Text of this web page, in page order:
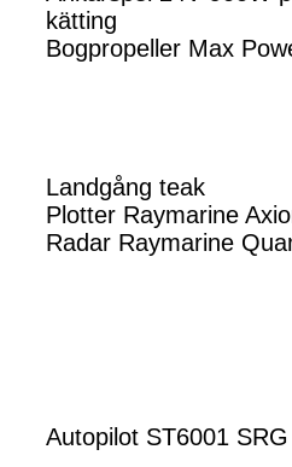
kätting
Bogpropeller Max
Landgång teak
Plotter Raymarine
Radar Raymarine
Autopilot ST6001